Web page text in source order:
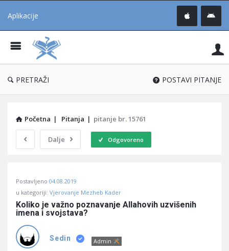
Aplikacije
®
PRETRAŽI POSTAVI PITANJE
Početna | Pitanja | pitanje br. 15761
Dalje Odgovoreno
Učene
Latest
Pitanja
Postavljeno 04.08.2019
u kategoriji: Vjerovanje Mezheb Kader
Koliko je važno poznavanje Allahovih uzvišenih
imena i svojstava?
Sedin Admin